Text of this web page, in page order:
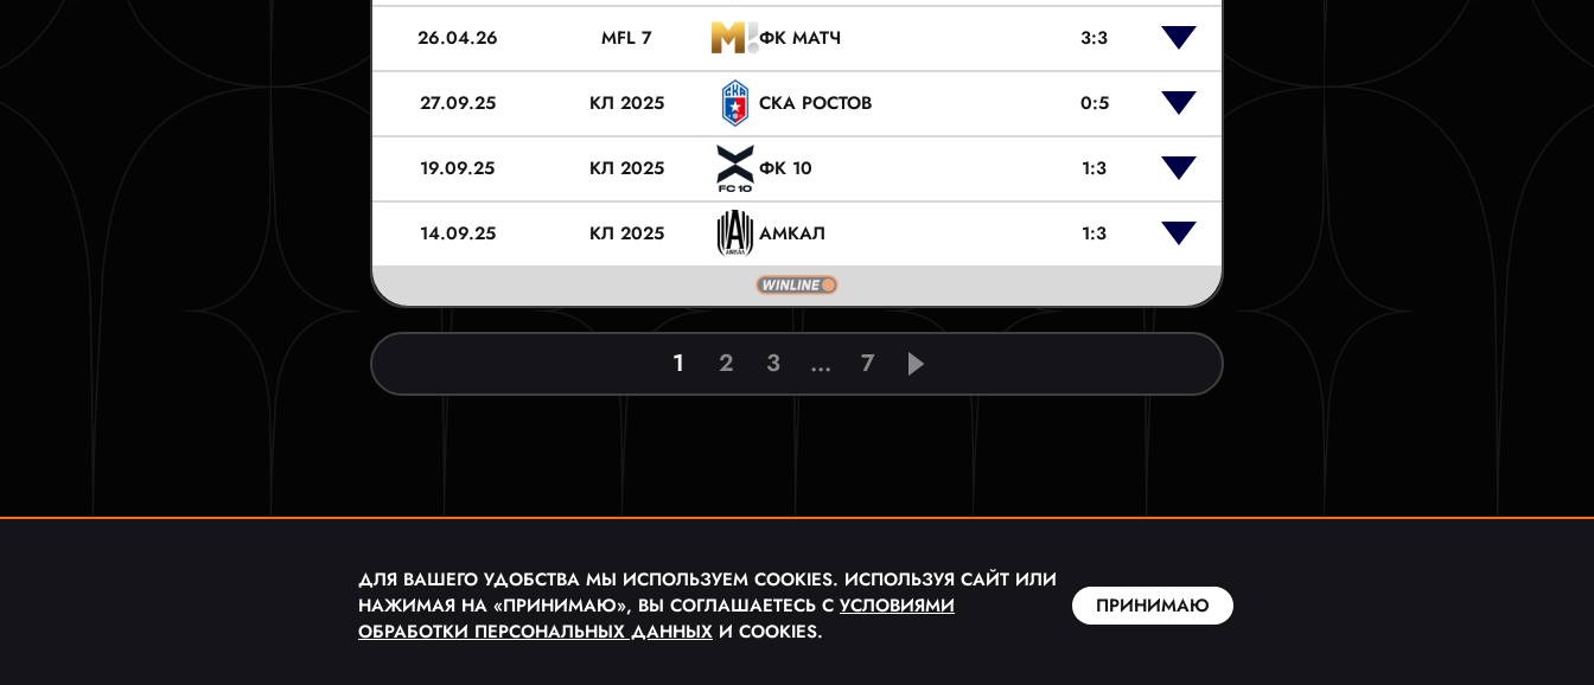
26.04.26 MFL 7 ФК МАТЧ 3:3
27.09.25 КЛ 2025 СКА РОСТОВ 0:5
19.09.25 КЛ 2025 ФК 10 1:3
14.09.25 КЛ 2025 АМКАЛ 1:3
1 2 3 ... 7
ДЛЯ ВАШЕГО УДОБСТВА МЫ ИСПОЛЬЗУЕМ COOKIES. ИСПОЛЬЗУЯ САЙТ ИЛИ
НАЖИМАЯ НА «ПРИНИМАЮ», ВЫ СОГЛАШАЕТЕСЬ С УСЛОВИЯМИ
ОБРАБОТКИ ПЕРСОНАЛЬНЫХ ДАННЫХ И COOKIES.
ПРИНИМАЮ